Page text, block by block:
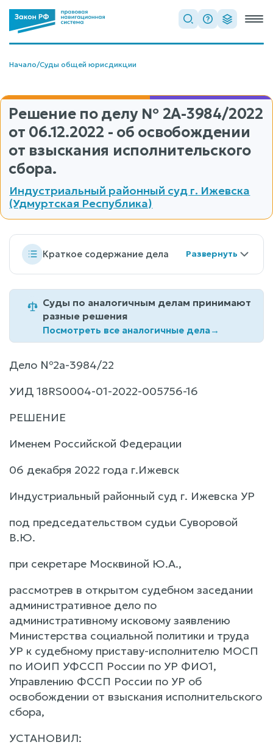
Начало/Суды общей юрисдикции
Решение по делу № 2А-3984/2022
от 06.12.2022 - об освобождении
от взыскания исполнительского
сбора.
Индустриальный районный суд г. Ижевска
(Удмуртская Республика)
Краткое содержание дела
Суды по аналогичным делам принимают
разные решения
Посмотреть все аналогичные дела→
Дело №2а-3984/22
УИД 18RS0004-01-2022-005756-16
РЕШЕНИЕ
Именем Российской Федерации
06 декабря 2022 года г.Ижевск
Индустриальный районный суд г. Ижевска УР
под председательством судьи Суворовой
В.Ю.
при секретаре Москвиной Ю.А.,
рассмотрев в открытом судебном заседании
административное дело по
административному исковому заявлению
Министерства социальной политики и труда
УР к судебному приставу-исполнителю МОСП
по ИОИП УФССП России по УР ФИО1,
Управлению ФССП России по УР об
освобождении от взыскания исполнительского
сбора,
УСТАНОВИЛ: